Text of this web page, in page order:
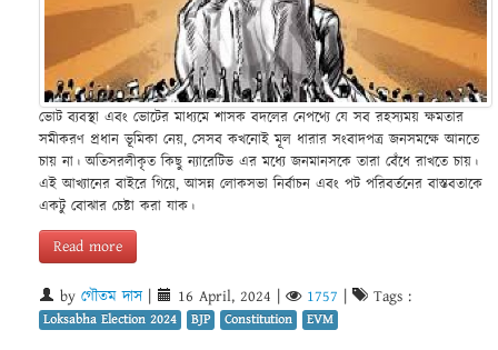
ভোট ব্যবস্থা এবং ভোটের মাধ্যমে শাসক বদলের নেপথ্যে যে সব রহস্যময় ক্ষমতার
সমীকরণ প্রধান ভূমিকা নেয়, সেসব কখনোই মূল ধারার সংবাদপত্র জনসমক্ষে আনতে
চায় না। অতিসরলীকৃত কিছু ন্যারেটিভ এর মধ্যে জনমানসকে তারা বেঁধে রাখতে চায়।
এই আখ্যানের বাইরে গিয়ে, আসন্ন লোকসভা নির্বাচন এবং পট পরিবর্তনের বাস্তবতাকে
একটু বোঝার চেষ্টা করা যাক।
Read more
by গৌতম দাস| 16 April, 2024 | 1757 | Tags :
Loksabha Election 2024 BJP Constitution EVM